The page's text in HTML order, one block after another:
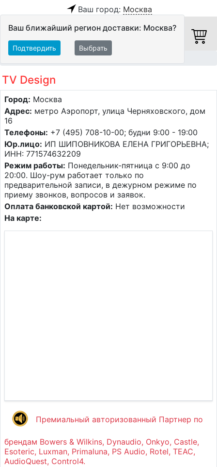
Ваш город: Москва
Ваш ближайший регион доставки: Москва?
Подтвердить Выбрать
TV Design
Город: Москва
Адрес: метро Аэропорт, улица Черняховского, дом
16
Телефоны: +7 (495) 708-10-00; будни 9:00 - 19:00
Юр.лицо: ИП ШИПОВНИКОВА ЕЛЕНА ГРИГОРЬЕВНА;
ИНН: 771574632209
Режим работы: Понедельник-пятница с 9:00 до
20:00. Шоу-рум работает только по
предварительной записи, в дежурном режиме по
приему звонков, вопросов и заявок.
Оплата банковской картой: Нет возможности
На карте:
Премиальный авторизованный Партнер по
брендам Bowers & Wilkins, Dynaudio, Onkyo, Castle,
Esoteric, Luxman, Primaluna, PS Audio, Rotel, TEAC,
AudioQuest, Control4.